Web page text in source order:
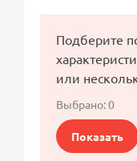
Подберите
или
Выбрано:0
Показать